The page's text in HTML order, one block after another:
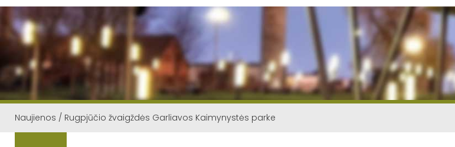
Naujienos / Rugpjūčio žvaigždės Garliavos Kaimynystės parke